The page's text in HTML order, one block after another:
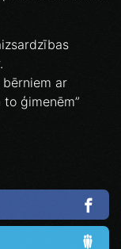
bērniem ar
ģimenēm”